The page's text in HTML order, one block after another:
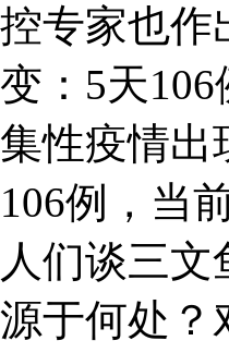
控专家也作
变：5天
集性疫情出
106例，当
人们谈三
源于何处？